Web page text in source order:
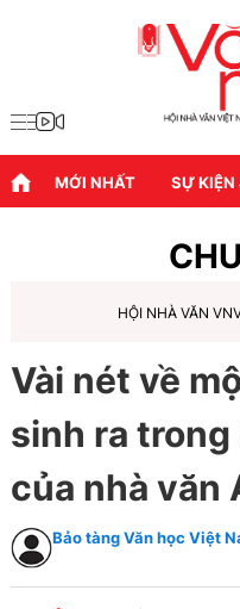
MỚI NHẤT SỰ KIỆN
HỘI NHÀ VĂN VN
Vài nét về
sinh ra
của nhà văn
Bảo tàng Văn học Việt